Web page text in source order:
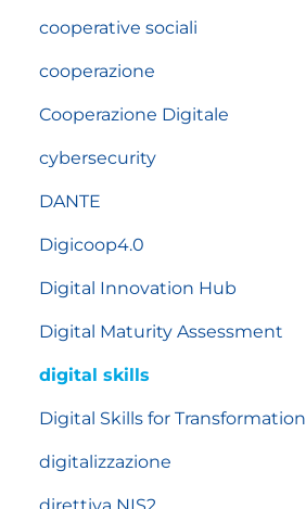
cooperative sociali
cooperazione
Cooperazione Digitale
cybersecurity
DANTE
Digicoop4.0
Digital Innovation Hub
Digital Maturity Assessment
digital skills
Digital Skills for Transformation
digitalizzazione